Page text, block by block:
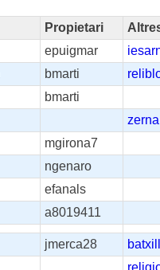
Propietari
epuigmar
bmarti
bmarti
mgirona7
ngenaro
efanals
a8019411
jmerca28